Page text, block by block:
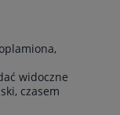
widoczne
czasem